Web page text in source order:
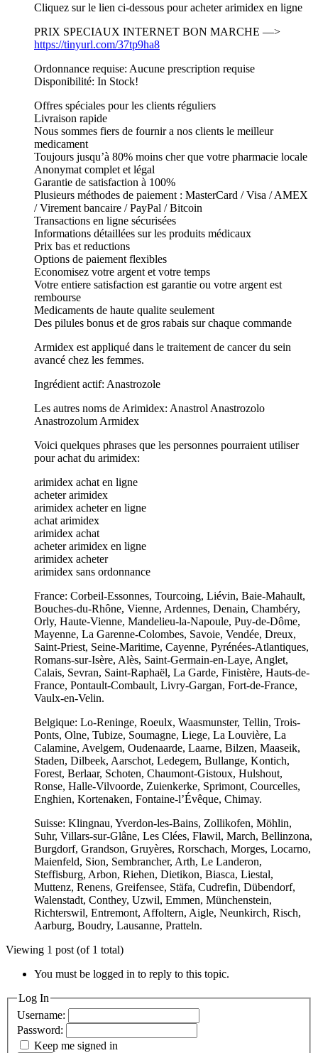
Cliquez sur le lien ci-dessous pour acheter arimidex en ligne
PRIX SPECIAUX INTERNET BON MARCHE —>
https://tinyurl.com/37tp9ha8
Ordonnance requise: Aucune prescription requise
Disponibilité: In Stock!
Offres spéciales pour les clients réguliers
Livraison rapide
Nous sommes fiers de fournir a nos clients le meilleur
medicament
Toujours jusqu’à 80% moins cher que votre pharmacie locale
Anonymat complet et légal
Garantie de satisfaction à 100%
Plusieurs méthodes de paiement : MasterCard / Visa / AMEX
/ Virement bancaire / PayPal / Bitcoin
Transactions en ligne sécurisées
Informations détaillées sur les produits médicaux
Prix bas et reductions
Options de paiement flexibles
Economisez votre argent et votre temps
Votre entiere satisfaction est garantie ou votre argent est
rembourse
Medicaments de haute qualite seulement
Des pilules bonus et de gros rabais sur chaque commande
Armidex est appliqué dans le traitement de cancer du sein
avancé chez les femmes.
Ingrédient actif: Anastrozole
Les autres noms de Arimidex: Anastrol Anastrozolo
Anastrozolum Armidex
Voici quelques phrases que les personnes pourraient utiliser
pour achat du arimidex:
arimidex achat en ligne
acheter arimidex
arimidex acheter en ligne
achat arimidex
arimidex achat
acheter arimidex en ligne
arimidex acheter
arimidex sans ordonnance
France: Corbeil-Essonnes, Tourcoing, Liévin, Baie-Mahault,
Bouches-du-Rhône, Vienne, Ardennes, Denain, Chambéry,
Orly, Haute-Vienne, Mandelieu-la-Napoule, Puy-de-Dôme,
Mayenne, La Garenne-Colombes, Savoie, Vendée, Dreux,
Saint-Priest, Seine-Maritime, Cayenne, Pyrénées-Atlantiques,
Romans-sur-Isère, Alès, Saint-Germain-en-Laye, Anglet,
Calais, Sevran, Saint-Raphaël, La Garde, Finistère, Hauts-de-
France, Pontault-Combault, Livry-Gargan, Fort-de-France,
Vaulx-en-Velin.
Belgique: Lo-Reninge, Roeulx, Waasmunster, Tellin, Trois-
Ponts, Olne, Tubize, Soumagne, Liege, La Louvière, La
Calamine, Avelgem, Oudenaarde, Laarne, Bilzen, Maaseik,
Staden, Dilbeek, Aarschot, Ledegem, Bullange, Kontich,
Forest, Berlaar, Schoten, Chaumont-Gistoux, Hulshout,
Ronse, Halle-Vilvoorde, Zuienkerke, Sprimont, Courcelles,
Enghien, Kortenaken, Fontaine-l’Évêque, Chimay.
Suisse: Klingnau, Yverdon-les-Bains, Zollikofen, Möhlin,
Suhr, Villars-sur-Glâne, Les Clées, Flawil, March, Bellinzona,
Burgdorf, Grandson, Gruyères, Rorschach, Morges, Locarno,
Maienfeld, Sion, Sembrancher, Arth, Le Landeron,
Steffisburg, Arbon, Riehen, Dietikon, Biasca, Liestal,
Muttenz, Renens, Greifensee, Stäfa, Cudrefin, Dübendorf,
Walenstadt, Conthey, Uzwil, Emmen, Münchenstein,
Richterswil, Entremont, Affoltern, Aigle, Neunkirch, Risch,
Aarburg, Boudry, Lausanne, Pratteln.
Viewing 1 post (of 1 total)
You must be logged in to reply to this topic.
Log In
Username:
Password:
Keep me signed in